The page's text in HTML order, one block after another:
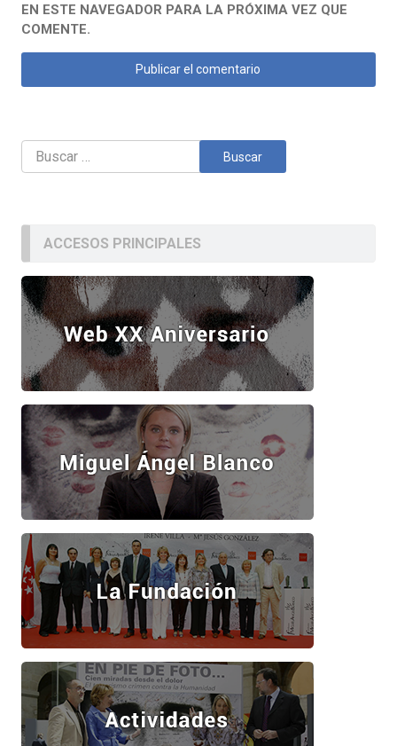
EN ESTE NAVEGADOR PARA LA PRÓXIMA VEZ QUE
COMENTE.
Buscar:
ACCESOS PRINCIPALES